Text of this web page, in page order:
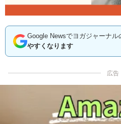
Google Newsでヨガジャーナル
やすくなります
広告